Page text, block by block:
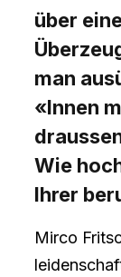
über
man
«Innen
Wie
Ihrer
Mirco